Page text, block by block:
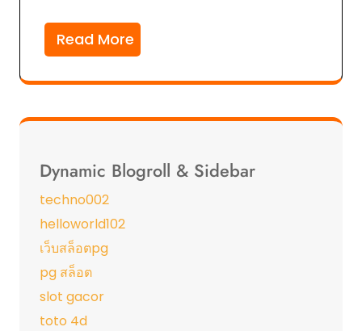
Read More
Dynamic Blogroll & Sidebar
techno002
helloworld102
เว็บสล็อตpg
pg สล็อต
slot gacor
toto 4d